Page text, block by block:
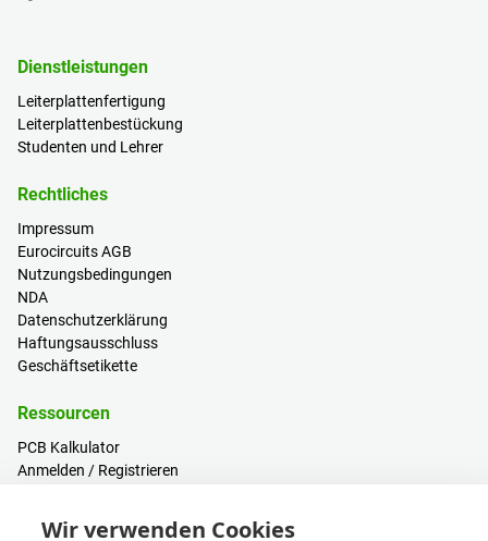
Dienstleistungen
Leiterplattenfertigung
Leiterplattenbestückung
Studenten und Lehrer
Rechtliches
Impressum
Eurocircuits AGB
Nutzungsbedingungen
NDA
Datenschutzerklärung
Haftungsausschluss
Geschäftsetikette
Ressourcen
PCB Kalkulator
Anmelden / Registrieren
Wir verwenden Cookies